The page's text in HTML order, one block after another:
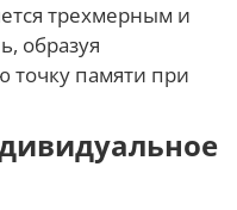
трехмерным и
образуя
точку памяти при